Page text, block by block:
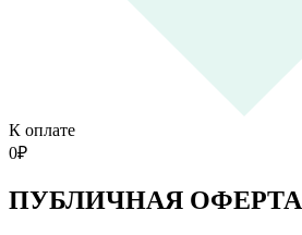
К оплате
0₽
ПУБЛИЧНАЯ ОФЕРТА